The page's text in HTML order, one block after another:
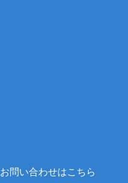
お問い合わせはこちら